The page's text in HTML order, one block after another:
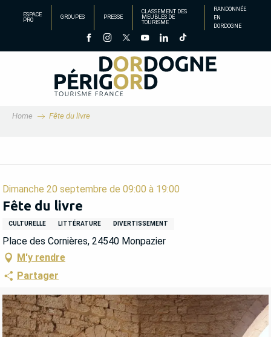
principal
ESPACE
PRO
GROUPES PRESSE
CLASSEMENT DES
MEUBLÉS DE
TOURISME
RANDONNÉE
EN
DORDOGNE
Home Fête du livre
Dimanche 20 septembre de 09:00 à 19:00
Fête du livre
CULTURELLE LITTÉRATURE DIVERTISSEMENT
Place des Cornières, 24540 Monpazier
M'y rendre
Partager